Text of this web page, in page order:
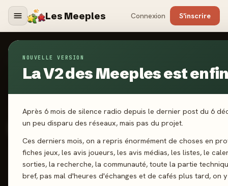
Les Meeples Connexion S'inscrire
NOUVELLE VERSION
La V2 des Meeples est
Après 6 mois de silence radio depuis le dernier post du 6
un peu disparu des réseaux, mais pas du projet.
Ces derniers mois, on a repris énormément de choses en
fiches jeux, les avis joueurs, les avis médias, les listes, le
sorties, la recherche, la communauté, toute la partie
bref, pas mal d'heures d'échanges et de cafés plus tard, on
Jeux/Botswana
2026·BLACKROCK GAMES
Botswana
2-5 joueurs 7 ans+ 30 min
Majorité
Prise de risques
Gestion de Main